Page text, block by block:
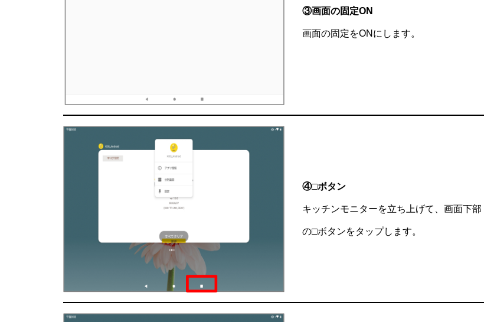
③画面の固定ON
画面の固定をONにします。
④□ボタン
キッチンモニターを立ち上げて、画面下部
の□ボタンをタップします。